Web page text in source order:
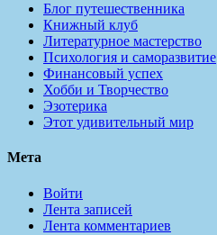
Блог путешественника
Книжный клуб
Литературное мастерство
Психология и саморазвитие
Финансовый успех
Хобби и Творчество
Эзотерика
Этот удивительный мир
Мета
Войти
Лента записей
Лента комментариев